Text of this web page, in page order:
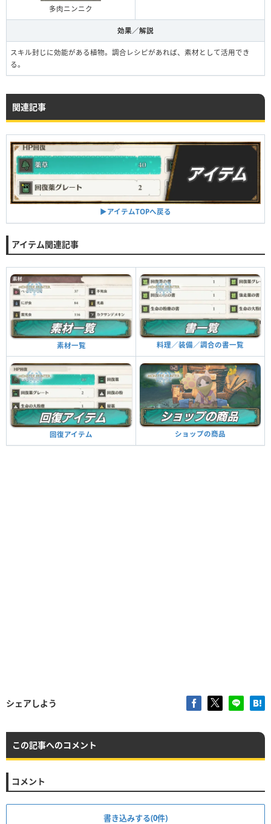
多肉ニンニク
効果／解説
スキル封じに効能がある植物。調合レシピがあれば、素材として活用でき
る。
関連記事
▶︎アイテムTOPへ戻る
アイテム関連記事
素材一覧 料理／装備／調合の書一覧
回復アイテム ショップの商品
シェアしよう
この記事へのコメント
コメント
書き込みする(0件)